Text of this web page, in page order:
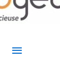
MENU